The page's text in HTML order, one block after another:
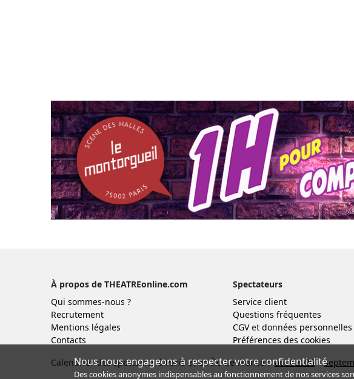
À propos de THEATREonline.com
Qui sommes-nous ?
Recrutement
Mentions légales
Contacts
Spectateurs
Service client
Questions fréquentes
CGVet données personnelles
Préférences des cookies
Calendrier des spectacles à Paris et en Île-de-France : août 2026
Nous nous engageons à respecter votre confidentialité
Des cookies anonymes indispensables au fonctionnement de nos services